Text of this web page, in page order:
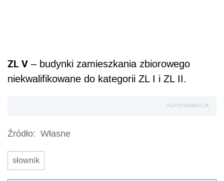
ZL V – budynki zamieszkania zbiorowego
niekwalifikowane do kategorii ZL I i ZL II.
AUTOPROMOCJA
Źródło: Własne
słownik